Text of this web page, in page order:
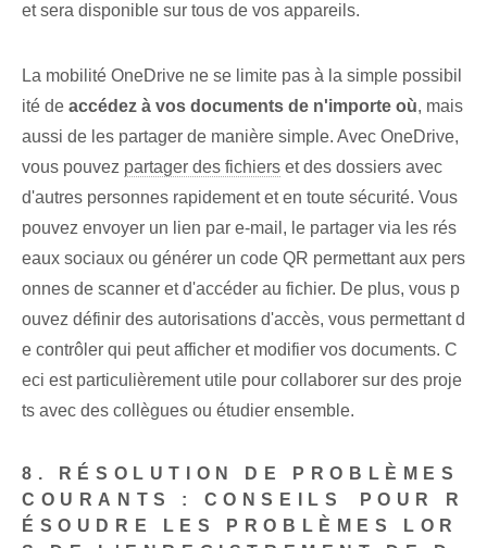
et sera disponible sur ⁢tous‌ de vos ⁤appareils.
La mobilité OneDrive ne se limite pas à la simple possibil
ité de accédez à vos documents ‌de n'importe où, mais
aussi de les partager de manière simple. Avec OneDrive,
vous pouvez partager des fichiers et des dossiers avec
d'autres personnes rapidement et en toute sécurité. Vous
pouvez envoyer un lien par e-mail, le partager via les rés
eaux sociaux ou générer un code QR permettant aux pers
onnes de scanner et d'accéder au fichier. De plus, vous p
ouvez définir des autorisations d'accès, vous permettant d
e contrôler qui peut afficher et modifier vos documents. C
eci est particulièrement utile pour collaborer sur des proje
ts avec des collègues ou étudier ensemble.
8. RÉSOLUTION DE PROBLÈMES
COURANTS : CONSEILS ⁤POUR R
ÉSOUDRE LES PROBLÈMES LOR